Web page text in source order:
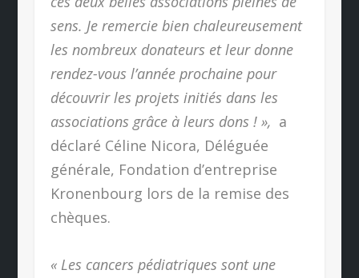
sens. Je remercie bien chaleureusement
les nombreux donateurs et leur donne
rendez-vous l’année prochaine pour
découvrir les projets initiés dans les
associations grâce à leurs dons ! », a
déclaré Céline Nicora, Déléguée
générale, Fondation d’entreprise
Kronenbourg lors de la remise des
chèques.
« Les cancers pédiatriques sont une